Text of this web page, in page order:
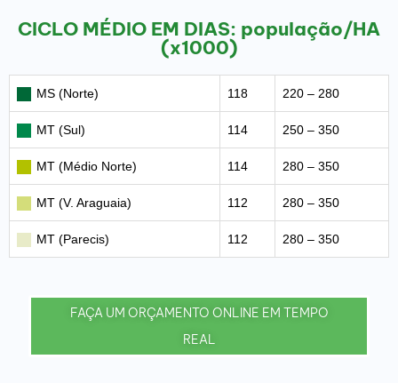
CICLO MÉDIO EM DIAS: população/HA
(x1000)
MS (Norte) 118 220 – 280
MT (Sul) 114 250 – 350
MT (Médio Norte) 114 280 – 350
MT (V. Araguaia) 112 280 – 350
MT (Parecis) 112 280 – 350
FAÇA UM ORÇAMENTO ONLINE EM TEMPO
REAL